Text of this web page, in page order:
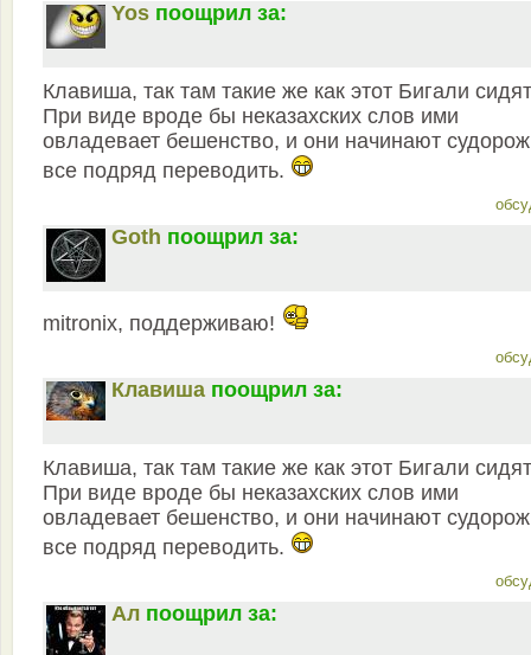
Yos поощрил за:
Клавиша, так там такие же как этот Бигали
При виде вроде бы неказахских слов ими
овладевает бешенство, и они начинают
все подряд переводить.
Goth поощрил за:
mitronix, поддерживаю!
Клавиша поощрил за:
Клавиша, так там такие же как этот Бигали
При виде вроде бы неказахских слов ими
овладевает бешенство, и они начинают
все подряд переводить.
Ал поощрил за: